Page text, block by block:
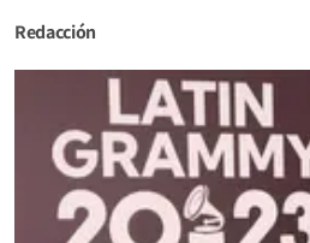
Redacción